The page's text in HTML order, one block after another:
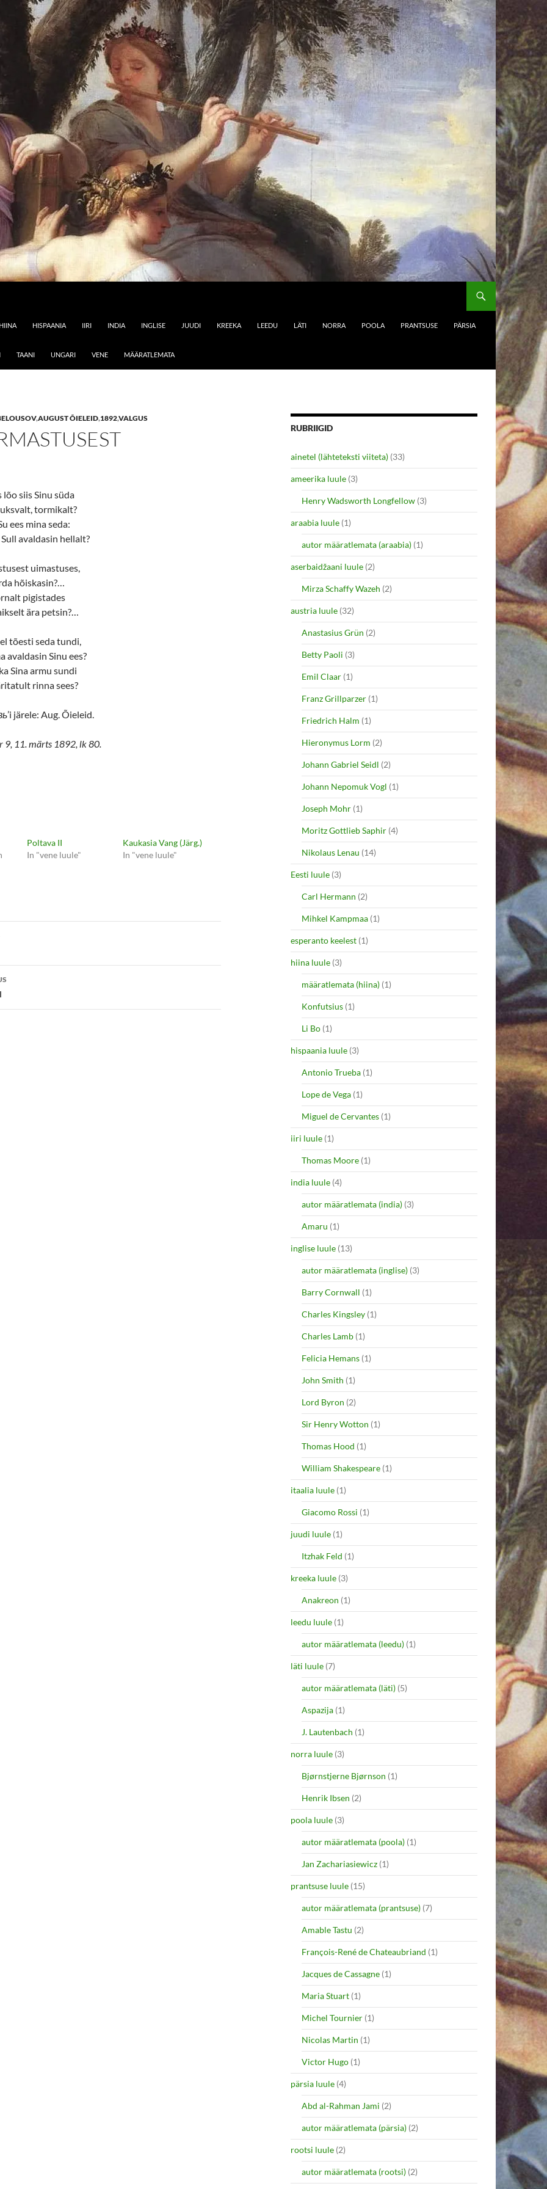
HIINA HISPAANIA IIRI INDIA INGLISE JUUDI KREEKA LEEDU LÄTI NORRA POOLA PRANTSUSE PÄRSIA
TAANI UNGARI VENE MÄÄRATLEMATA
,AUGUST ÕIELEID,1892,VALGUS
lõo siis Sinu süda
tormikalt?
ees mina seda:
Sull avaldasin hellalt?
uimastuses,
hõiskasin?…
pigistades
ära petsin?…
tõesti seda tundi,
avaldasin Sinu ees?
Sina armu sundi
rinna sees?
’i järele: Aug. Õieleid.
9, 11. märts 1892, lk 80.
Poltava II
In "vene luule"
Kaukasia Vang (Järg.)
In "vene luule"
RUBRIIGID
ainetel (lähteteksti viiteta) (33)
ameerika luule (3)
Henry Wadsworth Longfellow (3)
araabia luule (1)
autor määratlemata (araabia) (1)
aserbaidžaani luule (2)
Mirza Schaffy Wazeh (2)
austria luule (32)
Anastasius Grün (2)
Betty Paoli (3)
Emil Claar (1)
Franz Grillparzer (1)
Friedrich Halm (1)
Hieronymus Lorm (2)
Johann Gabriel Seidl (2)
Johann Nepomuk Vogl (1)
Joseph Mohr (1)
Moritz Gottlieb Saphir (4)
Nikolaus Lenau (14)
Eesti luule (3)
Carl Hermann (2)
Mihkel Kampmaa (1)
esperanto keelest (1)
hiina luule (3)
määratlemata (hiina) (1)
Konfutsius (1)
Li Bo (1)
hispaania luule (3)
Antonio Trueba (1)
Lope de Vega (1)
Miguel de Cervantes (1)
iiri luule (1)
Thomas Moore (1)
india luule (4)
autor määratlemata (india) (3)
Amaru (1)
inglise luule (13)
autor määratlemata (inglise) (3)
Barry Cornwall (1)
Charles Kingsley (1)
Charles Lamb (1)
Felicia Hemans (1)
John Smith (1)
Lord Byron (2)
Sir Henry Wotton (1)
Thomas Hood (1)
William Shakespeare (1)
itaalia luule (1)
Giacomo Rossi (1)
juudi luule (1)
Itzhak Feld (1)
kreeka luule (3)
Anakreon (1)
leedu luule (1)
autor määratlemata (leedu) (1)
läti luule (7)
autor määratlemata (läti) (5)
Aspazija (1)
J. Lautenbach (1)
norra luule (3)
Bjørnstjerne Bjørnson (1)
Henrik Ibsen (2)
poola luule (3)
autor määratlemata (poola) (1)
Jan Zachariasiewicz (1)
prantsuse luule (15)
autor määratlemata (prantsuse) (7)
Amable Tastu (2)
François-René de Chateaubriand (1)
Jacques de Cassagne (1)
Maria Stuart (1)
Michel Tournier (1)
Nicolas Martin (1)
Victor Hugo (1)
pärsia luule (4)
Abd al-Rahman Jami (2)
autor määratlemata (pärsia) (2)
rootsi luule (2)
autor määratlemata (rootsi) (2)